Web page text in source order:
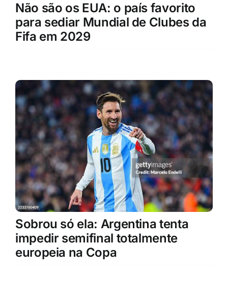
Não são os EUA: o país favorito
para sediar Mundial de Clubes da
Fifa em 2029
Sobrou só ela: Argentina tenta
impedir semifinal totalmente
europeia na Copa